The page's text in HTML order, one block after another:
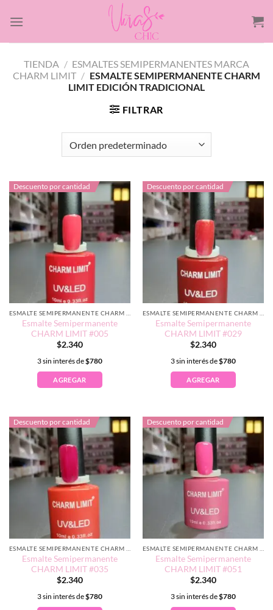
TIENDA / ESMALTES SEMIPERMANENTES MARCA
CHARM LIMIT / ESMALTE SEMIPERMANENTE CHARM
LIMIT EDICIÓN TRADICIONAL
FILTRAR
Descuento por cantidad
Esmalte Semipermanente
CHARM LIMIT #005
$2.340
3 sin interés de$780
AGREGAR
Descuento por cantidad
Esmalte Semipermanente
CHARM LIMIT #029
$2.340
3 sin interés de$780
AGREGAR
Descuento por cantidad
Esmalte Semipermanente
CHARM LIMIT #035
$2.340
3 sin interés de$780
Descuento por cantidad
Esmalte Semipermanente
CHARM LIMIT #051
$2.340
3 sin interés de$780